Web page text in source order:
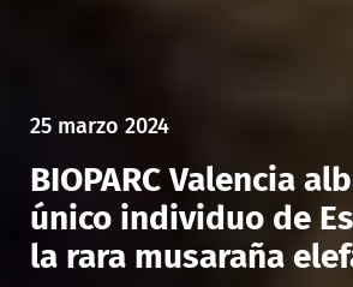
25 marzo 2024
BIOPARC Valencia
único individuo de
la rara musaraña